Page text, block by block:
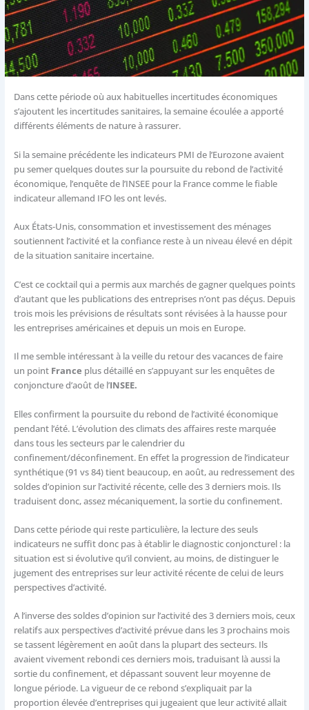
Dans cette période où aux habituelles incertitudes économiques
s’ajoutent les incertitudes sanitaires, la semaine écoulée a apporté
différents éléments de nature à rassurer.
Si la semaine précédente les indicateurs PMI de l’Eurozone avaient
pu semer quelques doutes sur la poursuite du rebond de l’activité
économique, l’enquête de l’INSEE pour la France comme le fiable
indicateur allemand IFO les ont levés.
Aux États-Unis, consommation et investissement des ménages
soutiennent l’activité et la confiance reste à un niveau élevé en dépit
de la situation sanitaire incertaine.
C’est ce cocktail qui a permis aux marchés de gagner quelques points
d’autant que les publications des entreprises n’ont pas déçus. Depuis
trois mois les prévisions de résultats sont révisées à la hausse pour
les entreprises américaines et depuis un mois en Europe.
Il me semble intéressant à la veille du retour des vacances de faire
un point France plus détaillé en s’appuyant sur les enquêtes de
conjoncture d’août de l’INSEE.
Elles confirment la poursuite du rebond de l’activité économique
pendant l’été. L’évolution des climats des affaires reste marquée
dans tous les secteurs par le calendrier du
confinement/déconfinement. En effet la progression de l’indicateur
synthétique (91 vs 84) tient beaucoup, en août, au redressement des
soldes d’opinion sur l’activité récente, celle des 3 derniers mois. Ils
traduisent donc, assez mécaniquement, la sortie du confinement.
Dans cette période qui reste particulière, la lecture des seuls
indicateurs ne suffit donc pas à établir le diagnostic conjoncturel : la
situation est si évolutive qu’il convient, au moins, de distinguer le
jugement des entreprises sur leur activité récente de celui de leurs
perspectives d’activité.
A l’inverse des soldes d’opinion sur l’activité des 3 derniers mois, ceux
relatifs aux perspectives d’activité prévue dans les 3 prochains mois
se tassent légèrement en août dans la plupart des secteurs. Ils
avaient vivement rebondi ces derniers mois, traduisant là aussi la
sortie du confinement, et dépassant souvent leur moyenne de
longue période. La vigueur de ce rebond s’expliquait par la
proportion élevée d’entreprises qui jugeaient que leur activité allait